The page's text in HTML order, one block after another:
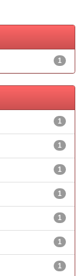
1
1
1
1
1
1
1
1